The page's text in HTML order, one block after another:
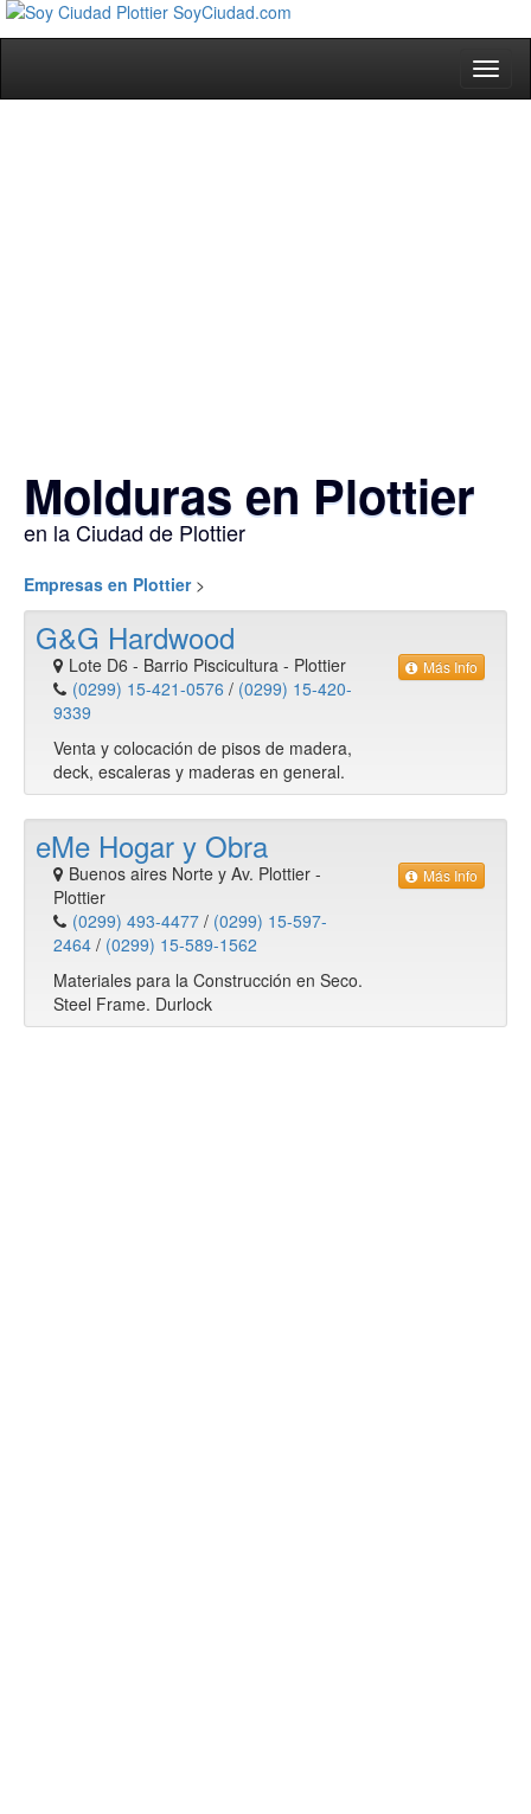
Molduras en Plottier
en la Ciudad de Plottier
Empresas en Plottier>
G&G Hardwood
Lote D6 - Barrio Piscicultura - Plottier
(0299) 15-421-0576 / (0299) 15-420-
9339
Venta y colocación de pisos de madera,
deck, escaleras y maderas en general.
Más Info
eMe Hogar y Obra
Buenos aires Norte y Av. Plottier -
Plottier
(0299) 493-4477 / (0299) 15-597-
2464 / (0299) 15-589-1562
Materiales para la Construcción en Seco.
Steel Frame. Durlock
Más Info